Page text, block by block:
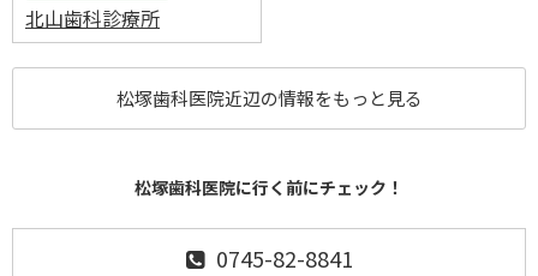
北山歯科診療所
松塚歯科医院近辺の情報をもっと見る
松塚歯科医院に行く前にチェック！
0745-82-8841